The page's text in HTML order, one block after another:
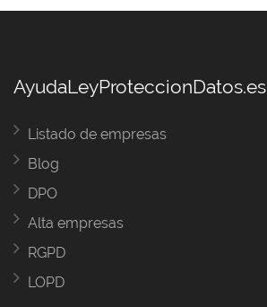
AyudaLeyProteccionDatos.es
Listado de empresas
Blog
DPO
Alta empresas
RGPD
LOPD